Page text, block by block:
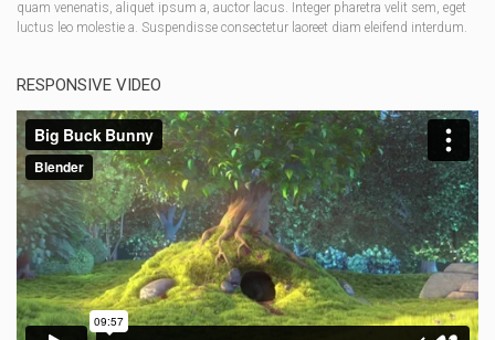
quam venenatis, aliquet ipsum a, auctor lacus. Integer pharetra velit sem, eget
luctus leo molestie a. Suspendisse consectetur laoreet diam eleifend interdum.
RESPONSIVE VIDEO